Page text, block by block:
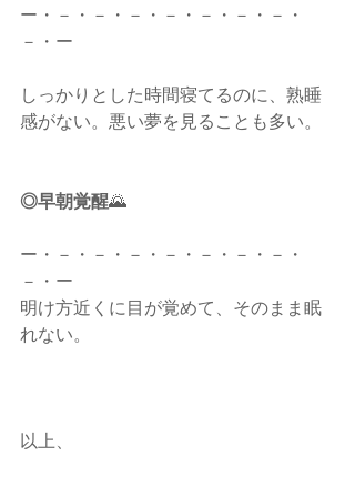
ー・－・－・－・－・－・－・－・
－・ー
しっかりとした時間寝てるのに、熟睡
感がない。悪い夢を見ることも多い。
◎早朝覚醒🌄
ー・－・－・－・－・－・－・－・
－・ー
明け方近くに目が覚めて、そのまま眠
れない。
以上、